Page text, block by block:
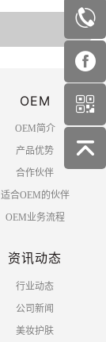
OEM
OEM简介
产品优势
合作伙伴
适合OEM的伙伴
OEM业务流程
资讯动态
行业动态
公司新闻
美妆护肤